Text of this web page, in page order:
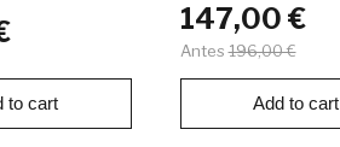
to cart
147,00 €
Antes 196,00 €
Add to cart